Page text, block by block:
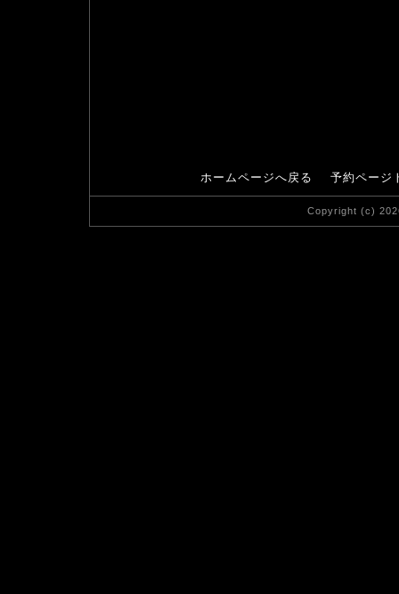
ホームページへ戻る 予約ページ
Copyright (c)